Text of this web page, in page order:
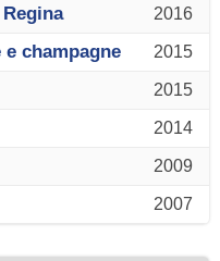
2016
2015
champagne
2015
2014
2009
2007